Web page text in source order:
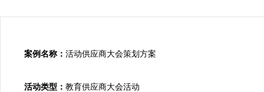
案例名称： 活动供应商大会策划方案
活动类型： 教育供应商大会活动